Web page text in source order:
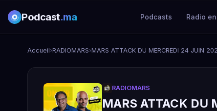
Podcast.ma Podcasts Radio
Accueil›RADIOMARS›MARS ATTACK DU MERCREDI 24 JUIN
RADIOMARS
MARS ATTACK DU